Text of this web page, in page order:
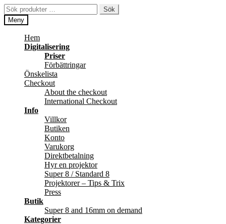
Hoppa
till
navigering
Hoppa
till
innehåll
Sök
efter:
Sök
Meny
Hem
Digitalisering
Priser
Förbättringar
Önskelista
Checkout
About the checkout
International Checkout
Info
Villkor
Butiken
Konto
Varukorg
Direktbetalning
Hyr en projektor
Super 8 / Standard 8
Projektorer – Tips & Trix
Press
Butik
Super 8 and 16mm on demand
Kategorier